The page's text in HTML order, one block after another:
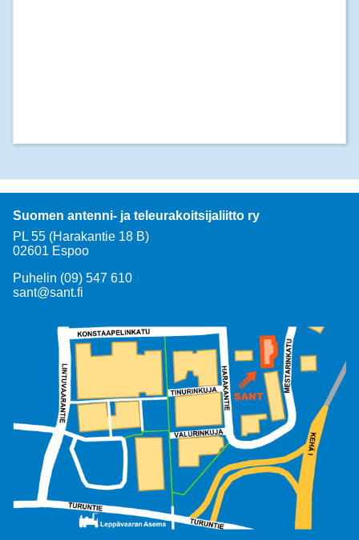
Suomen antenni- ja teleurakoitsijaliitto ry
PL 55 (Harakantie 18 B)
02601 Espoo
Puhelin (09) 547 610
sant@sant.fi